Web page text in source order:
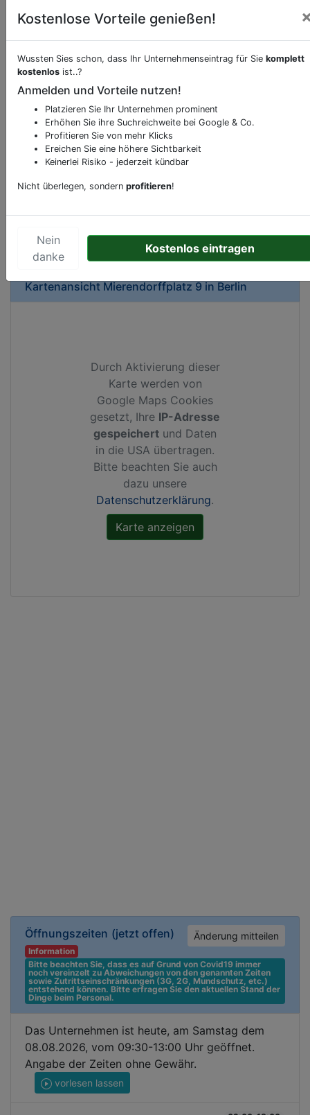
Öffnungszeiten (jetzt offen) Änderung mitteilen
Information
Bitte beachten Sie, dass es auf Grund von Covid19 immer
noch vereinzelt zu Abweichungen von den genannten Zeiten
sowie Zutrittseinschränkungen (3G, 2G, Mundschutz, etc.)
entstehend können. Bitte erfragen Sie den aktuellen Stand der
Dinge beim Personal.
Das Unternehmen ist heute, am Samstag dem
08.08.2026, vom 09:30-13:00 Uhr geöffnet.
Angabe der Zeiten ohne Gewähr.
vorlesen lassen
Beschreibung & Services von
Sie möchten eine Beschreibung, Dienstleistung
oder andere relevante Informationen hinzufügen?
Klicken Sie bittehierum uns zu kontaktieren.
Gerne erweitern wir Ihren Firmeneintrag um
Sonderangebote odere besondere Services, die
Ihren Wettbewerbern abheben.
Kartenansicht Mierendorffplatz 9 in Berlin
Durch Aktivierung dieser
Karte werden von
Google Maps Cookies
gesetzt, Ihre IP-Adresse
gespeichert und Daten
in die USA übertragen.
Bitte beachten Sie auch
dazu unsere
Datenschutzerklärung.
Kostenlose Vorteile genießen!
Wussten Sies schon, dass Ihr Unternehmenseintrag für Sie komplett
kostenlos ist..?
Anmelden und Vorteile nutzen!
Platzieren Sie Ihr Unternehmen prominent
Erhöhen Sie ihre Suchreichweite bei Google & Co.
Profitieren Sie von mehr Klicks
Ereichen Sie eine höhere Sichtbarkeit
Keinerlei Risiko - jederzeit kündbar
Nicht überlegen, sondern profitieren!
Nein
danke
Kostenlos eintragen